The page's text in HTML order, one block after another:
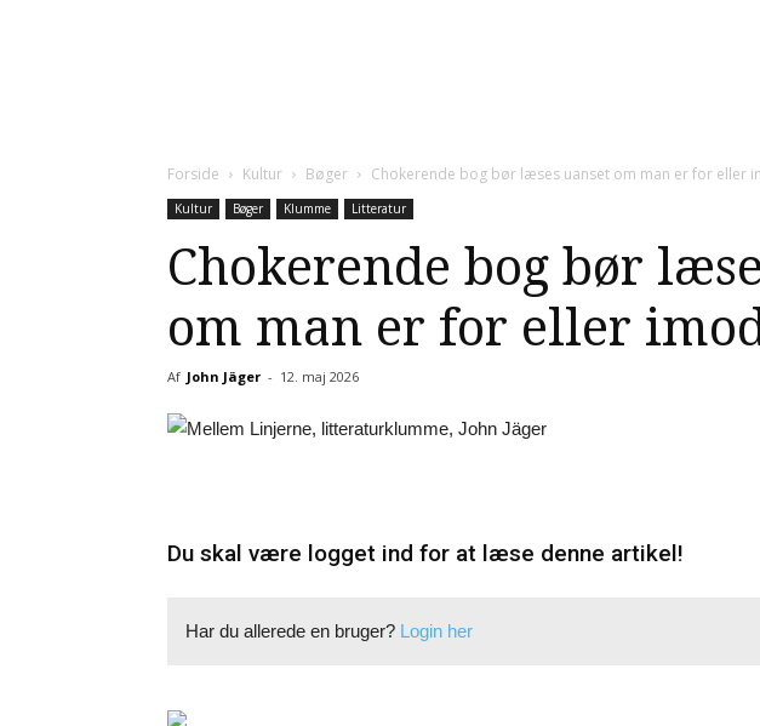
Forside Kultur Bøger Chokerende bog bør læses uanset om man er for eller
Kultur Bøger Klumme Litteratur
Chokerende bog bør
om man er for eller
Af John Jäger - 12. maj 2026
Du skal være logget ind for at læse denne artikel!
Har du allerede en bruger? Login her